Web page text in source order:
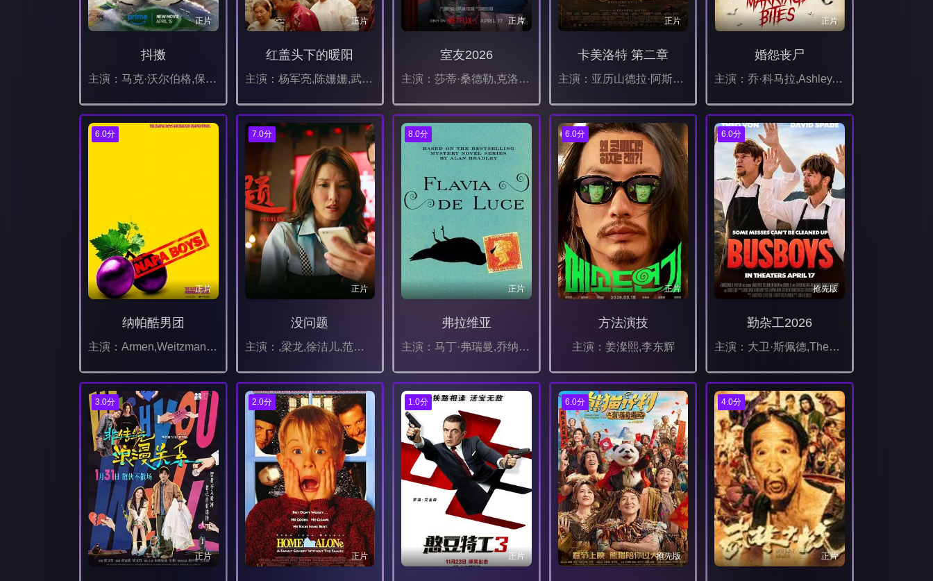
正片
抖擞
主演：马克·沃尔伯格,保罗·沃尔特·豪泽,丹妮拉·曼希沃,本杰明·布拉特,莫莉·香侬,萨莎·拜伦·科恩,埃里克·安德烈,艾娃·德·多米尼奇,切尔茜·克里斯普,Hal,Cumpston,马图斯,杰登·伊尔文,泽恩·格斯纳,Connor,Barton,安东尼奥·阿尔瓦雷斯,Natyse,Chan,弗朗塞斯卡·沃特斯,Dan,Silveira,杰克森·托泽尔,Jackie,Flynn,John,Reynolds
正片
红盖头下的暖阳
主演：杨军亮,陈姗姗,武昭怡,王晶
正片
室友2026
主演：莎蒂·桑德勒,克洛伊·伊斯特,比利·布莱克,莎拉·谢尔曼,艾丹·朗福德,贝拉·墨菲,贾雅·哈珀,斯托姆·瑞德,艾薇·沃尔克,娜塔莎·雷昂,尼克·克罗尔,马丁·赫利希,亚当·桑德勒,Annalise,Mishler,亚历山德拉·西尔,Seth,Fuentes,亚历山大·詹姆森,索菲娅·冈萨雷斯,Rebecca,Lynn,Goldfarb,苔丝·奥贝尔,Jonathan,Auguste,艾比·万·李,本·海涅曼,邦妮·罗斯
正片
卡美洛特 第二章
主演：亚历山德拉·阿斯提耶尔,阿诺克·格林布戈,利翁内尔·阿斯蒂尔
正片
婚怨丧尸
主演：乔·科马拉,Ashley,Hargrove,Darren,Ewing,扎卡里·瓦斯克斯,詹姆斯·杜瓦尔,罗伯特·拉萨多,艾娃·康纳利,Daniel,Emery,Taylor,温·赖克特,亚历克西斯·巴卡,Nicole,Butler,肖恩,C.菲利普斯,格雷森·索恩·基尔帕特里克,Michael,Mau,凯文·达菲
6.0分
正片
纳帕酷男团
主演：Armen,Weitzman,尼克·科里罗西,Vanessa,Chester
7.0分
正片
没问题
主演：,梁龙,徐洁儿,范帅琦
8.0分
正片
弗拉维亚
主演：马丁·弗瑞曼,乔纳森·普雷斯,托比·琼斯,莫莉·贝尔·赖特,安妮特·白兰特,汉娜·纽,杰米·比米什,迈克尔·卡尔金,阿丽埃拉·格拉泽,卡兰·吉尔,Tallulah,Conabeare,玛拉马·科利特,皮埃尔·伯格曼,Max,Cortezi,Arthur,Heath,劳伦斯·拉塞尔,Zach,Colton,Davide,Scalcon,Liam,Carrington,Gus,Hudgins
6.0分
正片
方法演技
主演：姜澯熙,李东辉
6.0分
抢先版
勤杂工2026
主演：大卫·斯佩德,Theo,Von
3.0分
正片
2.0分
正片
1.0分
正片
6.0分
抢先版
4.0分
正片